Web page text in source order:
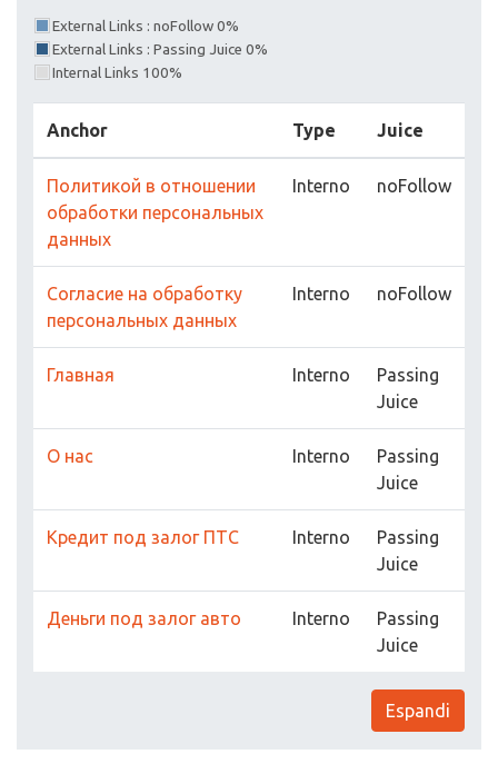
External Links : noFollow 0%
External Links : Passing Juice 0%
Internal Links 100%
Anchor Type Juice
Политикой в отношении
обработки персональных
данных
Interno noFollow
Согласие на обработку
персональных данных
Interno noFollow
Главная Interno
Passing
Juice
О нас Interno
Passing
Juice
Кредит под залог ПТС Interno
Passing
Juice
Деньги под залог авто Interno
Passing
Juice
Espandi